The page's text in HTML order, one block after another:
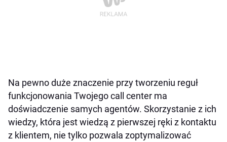
Na pewno duże znaczenie przy tworzeniu reguł
funkcjonowania Twojego call center ma
doświadczenie samych agentów. Skorzystanie z ich
wiedzy, która jest wiedzą z pierwszej ręki z kontaktu
z klientem, nie tylko pozwala zoptymalizować